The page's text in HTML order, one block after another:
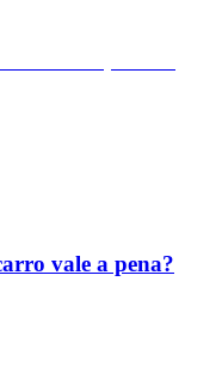
vale a pena?